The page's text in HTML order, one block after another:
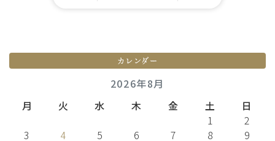
カレンダー
2026年8月
月
火 水 木 金 土
日
1
2
3
4 5 6 7 8
9